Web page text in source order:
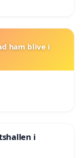
ham blive i
i